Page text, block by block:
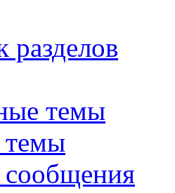
разделов
темы